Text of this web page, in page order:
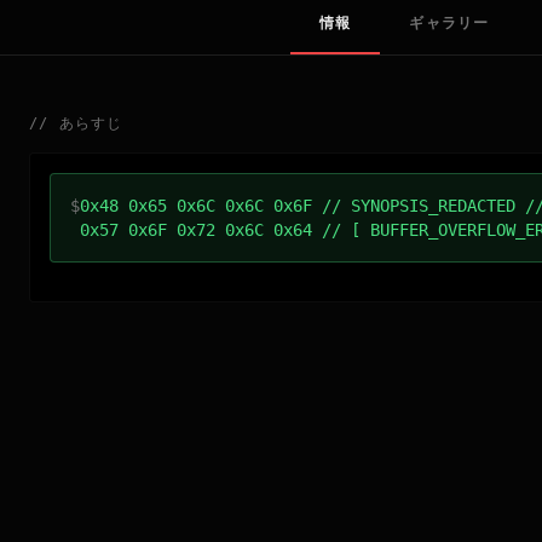
情報 ギャラリー
// あらすじ
$0x48 0x65 0x6C 0x6C 0x6F // SYNOPSIS_REDACTED
0x57 0x6F 0x72 0x6C 0x64 // [